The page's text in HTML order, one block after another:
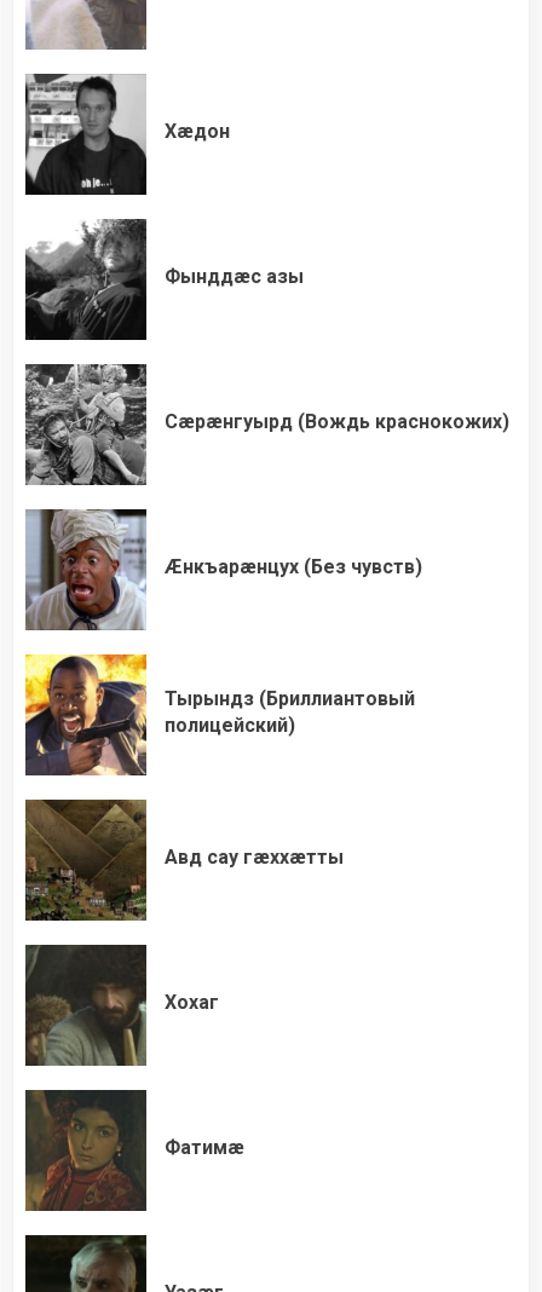
Хæдон
Фынддæс азы
Сæрæнгуырд (Вождь краснокожих)
Æнкъарæнцух (Без чувств)
Тырындз (Бриллиантовый
полицейский)
Авд сау гæххæтты
Хохаг
Фатимæ